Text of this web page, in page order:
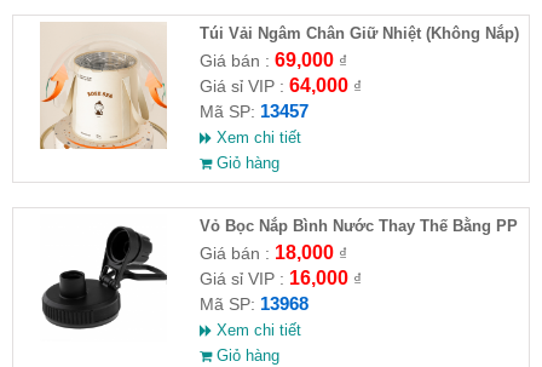
Túi Vải Ngâm Chân Giữ Nhiệt (Không Nắp)
Giá bán : 69,000₫
Giá sỉ VIP : 64,000₫
Mã SP: 13457
Xem chi tiết
Giỏ hàng
Vỏ Bọc Nắp Bình Nước Thay Thế Bằng PP
Cho Xe Hơi
Giá bán : 18,000₫
Giá sỉ VIP : 16,000₫
Mã SP: 13968
Xem chi tiết
Giỏ hàng